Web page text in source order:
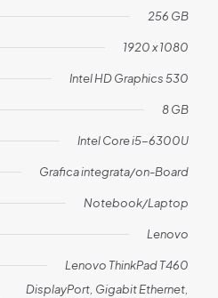
256 GB
1920 x 1080
Intel HD Graphics 530
8 GB
Intel Core i5-6300U
Grafica integrata/on-Board
Notebook/Laptop
Lenovo
Lenovo ThinkPad T460
DisplayPort, Gigabit Ethernet,